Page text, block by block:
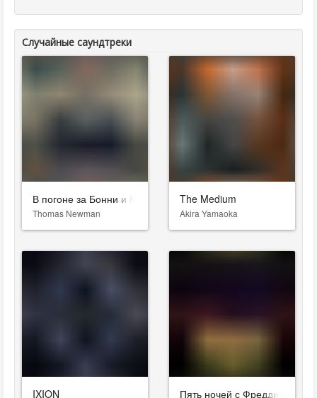
Случайные саундтреки
В погоне за Бонни и Клайдом
Thomas Newman
The Medium
Akira Yamaoka
IXION Пять ночей с Фредди